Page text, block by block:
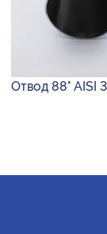
Отвод 88° AISI